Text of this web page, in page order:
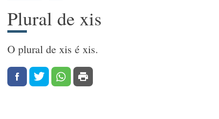
Plural de xis
O plural de xis é xis.